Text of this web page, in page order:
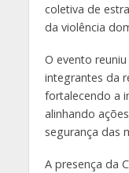
coletiva de
da violência
O evento
integrantes da
fortalecendo a
alinhando
segurança das
A presença da